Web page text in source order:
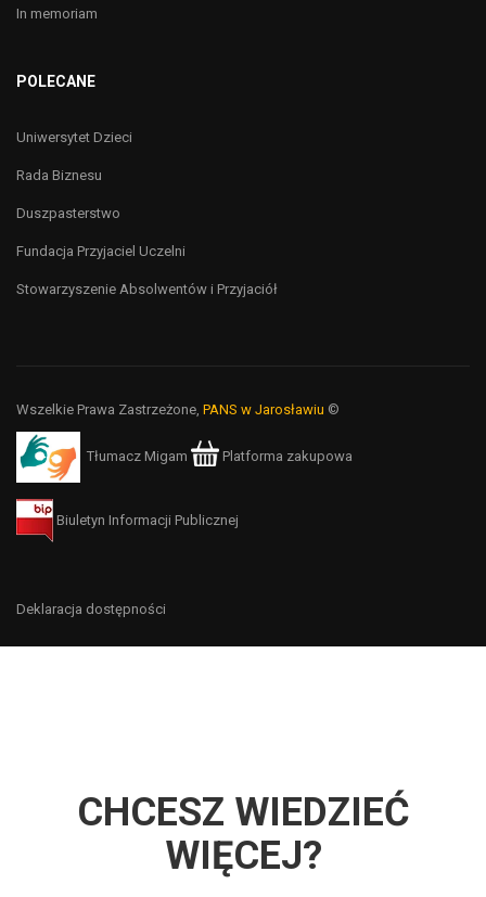
In memoriam
POLECANE
Uniwersytet Dzieci
Rada Biznesu
Duszpasterstwo
Fundacja Przyjaciel Uczelni
Stowarzyszenie Absolwentów i Przyjaciół
Wszelkie Prawa Zastrzeżone, PANS w Jarosławiu ©
Tłumacz Migam Platforma zakupowa
Biuletyn Informacji Publicznej
Deklaracja dostępności
CHCESZ WIEDZIEĆ
WIĘCEJ?